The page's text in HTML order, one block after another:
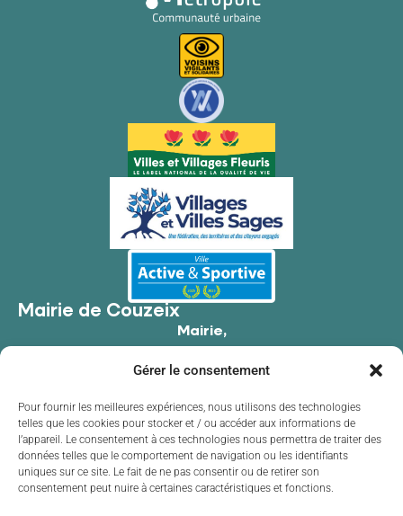
Gérer le consentement
Pour fournir les meilleures expériences, nous utilisons des technologies
telles que les cookies pour stocker et / ou accéder aux informations de
l’appareil. Le consentement à ces technologies nous permettra de traiter des
données telles que le comportement de navigation ou les identifiants
uniques sur ce site. Le fait de ne pas consentir ou de retirer son
consentement peut nuire à certaines caractéristiques et fonctions.
Mairie de Couzeix
Mairie,
87270 Couzeix
05 55 39 34 09
Contacter la mairie
Horaires d'ouverture
Lundide 8h30 à 12h00 et de 13h30 à 17h30
Mardi
de 8h30 à 12h00 et de 13h30 à 17h30